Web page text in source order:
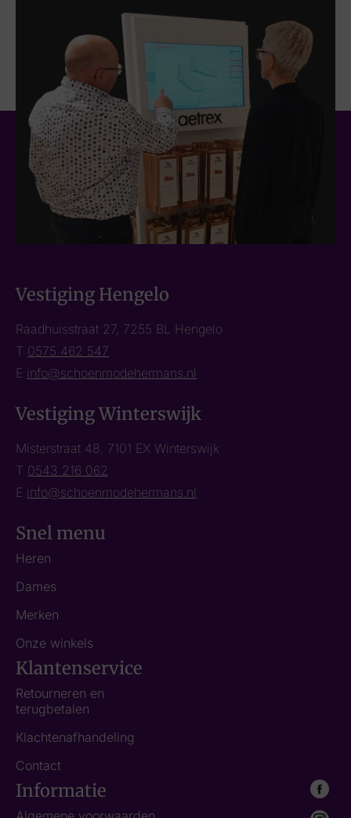
Vestiging Hengelo
Raadhuisstraat 27, 7255 BL Hengelo
T 0575 462 547
E info@schoenmodehermans.nl
Vestiging Winterswijk
Misterstraat 48, 7101 EX Winterswijk
T 0543 216 062
E info@schoenmodehermans.nl
Snel menu
Heren
Dames
Merken
Onze winkels
Klantenservice
Retourneren en
terugbetalen
Klachtenafhandeling
Contact
Informatie